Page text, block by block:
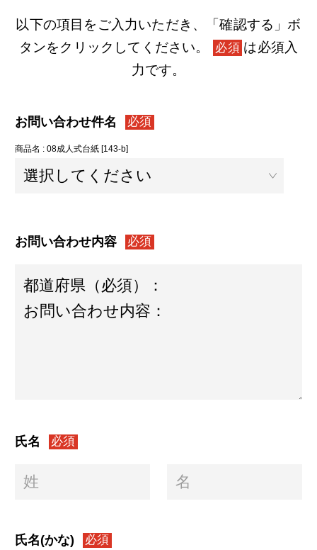
以下の項目をご入力いただき、「確認する」ボ
タンをクリックしてください。
必須 は必須入
力です。
お問い合わせ件名 必須
商品名 : 08成人式台紙 [143-b]
お問い合わせ内容 必須
氏名 必須
氏名(かな) 必須